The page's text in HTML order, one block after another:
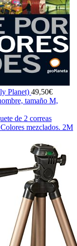
Planet) 49,50€
tamaño M,
de 2 correas
mezclados. 2M